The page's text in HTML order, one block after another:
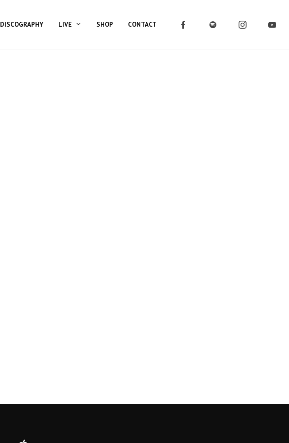
DISCOGRAPHY LIVE SHOP CONTACT